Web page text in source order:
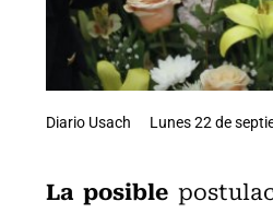
Diario Usach Lunes 22 de
La posible